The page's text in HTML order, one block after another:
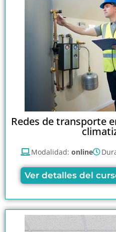
Redes de transporte
Modalidad: online
Ver detalles del